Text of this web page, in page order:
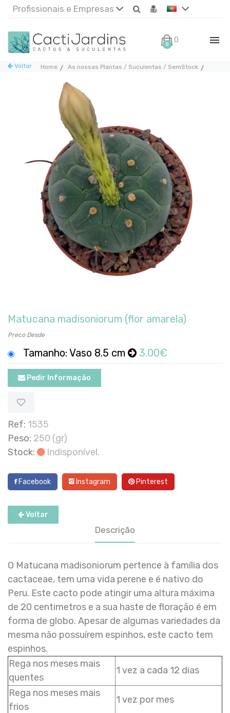
Profissionais e Empresas
0 0€
Home As nossas Plantas / Suculentas / SemStock
Voltar
Matucana madisoniorum (flor amarela)
Preco Desde
Tamanho: Vaso 8.5 cm 3.00€
Pedir Informação
Ref: 1535
Peso: 250 (gr)
Stock:
Indisponível.
Facebook Instagram Pinterest
Voltar
Descrição
O Matucana madisoniorum pertence à família dos
cactaceae, tem uma vida perene e é nativo do
Peru. Este cacto pode atingir uma altura máxima
de 20 centimetros e a sua haste de floração é em
forma de globo. Apesar de algumas variedades da
mesma não possuírem espinhos, este cacto tem
espinhos.
Rega nos meses mais
quentes
1 vez a cada 12 dias
Rega nos meses mais
frios
1 vez por mes